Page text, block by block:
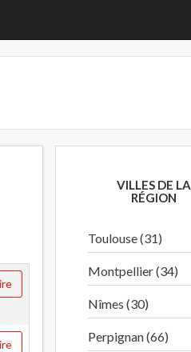
VILLES DE LA
RÉGION
Toulouse (31)
Montpellier (34)
Nîmes (30)
Perpignan (66)